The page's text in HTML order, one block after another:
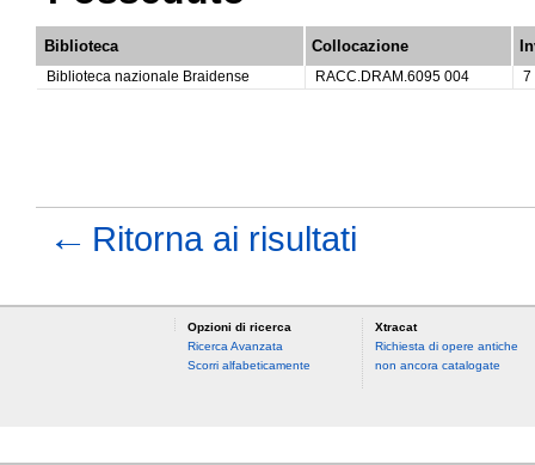
Biblioteca Collocazione
Biblioteca nazionale Braidense RACC.DRAM.6095 004
← Ritorna ai risultati
Opzioni di ricerca
Ricerca Avanzata
Scorri alfabeticamente
Xtracat
Richiesta di opere antiche
non ancora catalogate